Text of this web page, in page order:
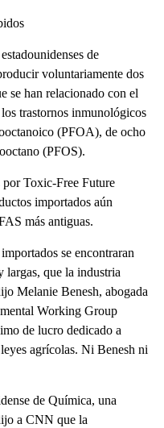
de
voluntariamente dos
se han relacionado con el
trastornos inmunológicos
(PFOA), de ocho
(PFOS).
por Toxic-Free Future
importados aún
más antiguas.
se encontraran
largas, que la industria
Melanie Benesh, abogada
Working Group
de lucro dedicado a
agrícolas. Ni Benesh ni
de Química, una
a CNN que la